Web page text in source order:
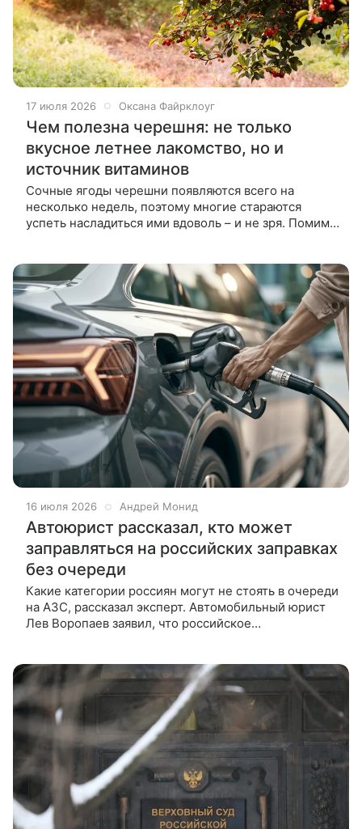
17 июля 2026 Оксана Файрклоуг
Чем полезна черешня: не только
вкусное летнее лакомство, но и
источник витаминов
Сочные ягоды черешни появляются всего на
несколько недель, поэтому многие стараются
успеть насладиться ими вдоволь – и не зря. Помимо
16 июля 2026 Андрей Монид
Автоюрист рассказал, кто может
заправляться на российских заправках
без очереди
Какие категории россиян могут не стоять в очереди
на АЗС, рассказал эксперт. Автомобильный юрист
Лев Воропаев заявил, что российское